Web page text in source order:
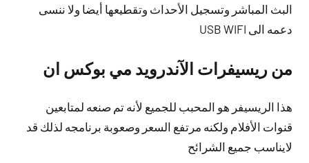
البث المباشر وتسجيل الأحداث وتقطيعها أيضا ولا ننسى
دعمه الى USB WIFI
من ريسيفرات الآندرويد مي بوكس ان
هذا الريسيفر هو المحبب للجميع لأنه تم صنعه لمتابعين
قنوات الأفلام ولكنه مرتفع السعر وصعوبة برنامجه لذلك قد
لايناسب جميع الشرائح